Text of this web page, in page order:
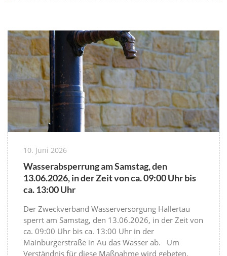
10. Juni 2026
Wasserabsperrung am Samstag, den
13.06.2026, in der Zeit von ca. 09:00 Uhr bis
ca. 13:00 Uhr
Der Zweckverband Wasserversorgung Hallertau
sperrt am Samstag, den 13.06.2026, in der Zeit von
ca. 09:00 Uhr bis ca. 13:00 Uhr in der
Mainburgerstraße in Au das Wasser ab. Um
Verständnis für diese Maßnahme wird gebeten.